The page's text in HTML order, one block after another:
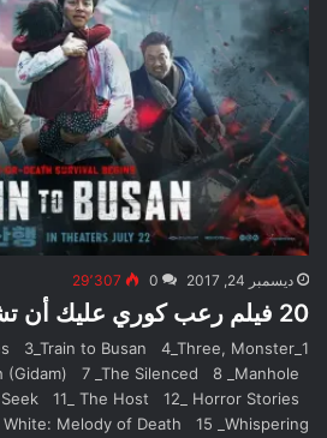
ديسمبر 24, 2017 0 29٬307
20 فيلم رعب كوري عليك أن تشاهده
3_Train to Busan 4_Three, Monster
(Gidam) 7 _The Silenced 8 _Manhole
11_ The Host 12_ Horror Stories
Melody of Death 15 _Whispering